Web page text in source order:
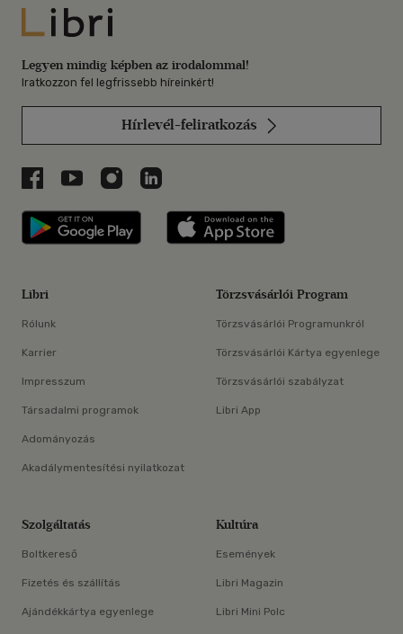
Libri
Legyen mindig képben az irodalommal!
Iratkozzon fel legfrissebb híreinkért!
Hírlevél-feliratkozás
Libri a Facebookon
Libri a Youtube-on
Libri az Instagramon
Libri a LinkedInen
Libri applikáció Szerezd meg: Google
Libri
Rólunk
Karrier
Impresszum
Társadalmi programok
Adományozás
Akadálymentesítési nyilatkozat
Törzsvásárlói Program
Törzsvásárlói Programunkról
Törzsvásárlói Kártya egyenlege
Törzsvásárlói szabályzat
Libri App
Szolgáltatás
Boltkereső
Fizetés és szállítás
Ajándékkártya egyenlege
Kultúra
Események
Libri Magazin
Libri Mini Polc